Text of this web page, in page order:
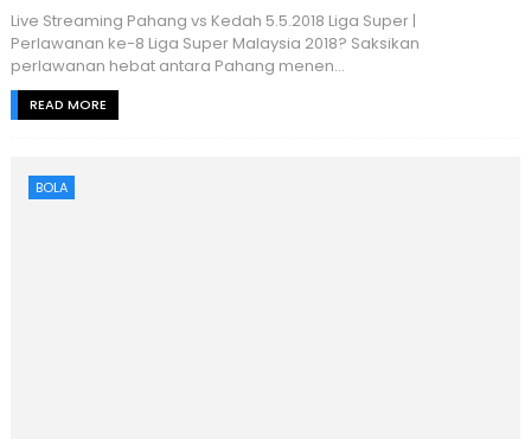
Live Streaming Pahang vs Kedah 5.5.2018 Liga Super |
Perlawanan ke-8 Liga Super Malaysia 2018? Saksikan
perlawanan hebat antara Pahang menen...
READ MORE
BOLA